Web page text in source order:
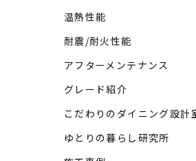
温熱性能
耐震/耐火性能
アフターメンテナンス
グレード紹介
こだわりのダイニング設計
ゆとりの暮らし研究所